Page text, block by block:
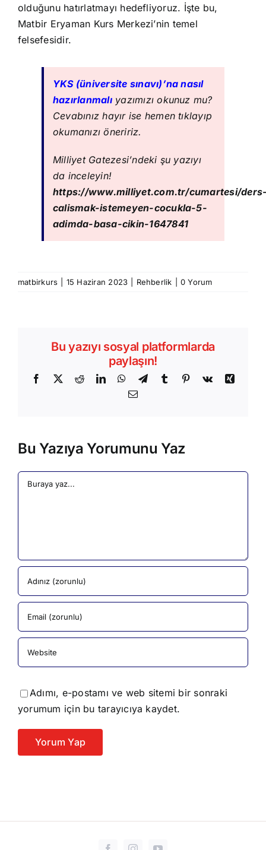
olduğunu hatırlatmayı hedefliyoruz. İşte bu,
Matbir Eryaman Kurs Merkezi’nin temel
felsefesidir.
YKS (üniversite sınavı)’na nasıl
hazırlanmalıyazımızı okunuz mu?
Cevabınız hayır ise hemen tıklayıp
okumanızı öneririz.
Milliyet Gatezesi’ndeki şu yazıyı
da inceleyin!
https://www.milliyet.com.tr/cumartesi/
calismak-istemeyen-cocukla-5-
adimda-basa-cikin-1647841
matbirkurs 15 Haziran 2023 Rehberlik 0 Yorum
Bu yazıyı sosyal platformlarda
paylaşın!
Facebook
X RedditLinkedInWhatsApp
TelegramTumblr Pinterest
Vk
Xing
Email
Bu Yazıya Yorumunu Yaz
Comment
Adımı, e-postamı ve web sitemi bir sonraki
yorumum için bu tarayıcıya kaydet.